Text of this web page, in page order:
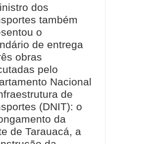
dos
também
o
de entrega
obras
pelo
Nacional
de
(DNIT): o
da
de Tarauacá, a